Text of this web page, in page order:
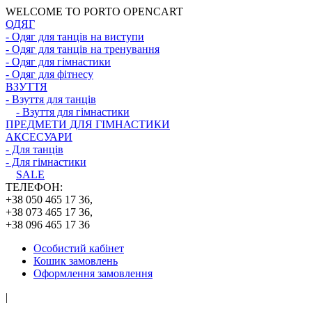
WELCOME TO PORTO OPENCART
ОДЯГ
- Одяг для танців на виступи
- Одяг для танців на тренування
- Одяг для гімнастики
- Одяг для фітнесу
ВЗУТТЯ
- Взуття для танців
- Взуття для гімнастики
ПРЕДМЕТИ ДЛЯ ГІМНАСТИКИ
АКСЕСУАРИ
- Для танців
- Для гімнастики
SALE
ТЕЛЕФОН:
+38 050 465 17 36,
+38 073 465 17 36,
+38 096 465 17 36
Особистий кабінет
Кошик замовлень
Оформлення замовлення
|